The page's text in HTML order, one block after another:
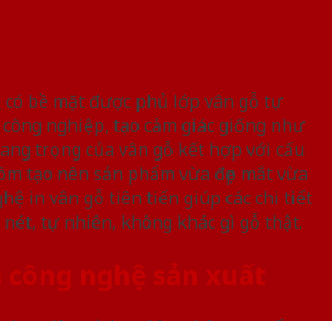
có bề mặt được phủ lớp vân gỗ tự
nghiệp, tạo cảm giác giống như
trọng của vân gỗ kết hợp với cấu
tạo nên sản phẩm vừa đẹp mắt vừa
in vân gỗ tiên tiến giúp các chi tiết
tự nhiên, không khác gì gỗ thật.
công nghệ sản xuất